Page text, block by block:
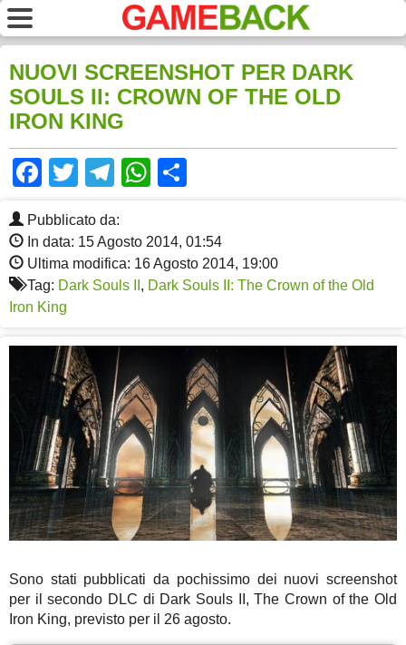
NUOVI SCREENSHOT PER DARK
SOULS II: CROWN OF THE OLD
IRON KING
Facebook
TwitterTelegram
WhatsApp
Pubblicato da:
In data: 15 Agosto 2014, 01:54
Ultima modifica: 16 Agosto 2014, 19:00
Tag: Dark Souls II , Dark Souls II: The Crown of the Old
Iron King
Sono stati pubblicati da pochissimo dei nuovi screenshot
per il secondo DLC di Dark Souls II, The Crown of the Old
Iron King, previsto per il 26 agosto.